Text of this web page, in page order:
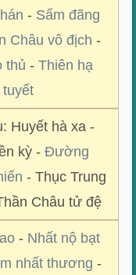
- Sấm đãng
Châu vô địch -
thủ - Thiên hạ
tuyết
Huyết hà xa -
kỳ - Đường
- Thục Trung
Châu tử đệ
- Nhất nộ bạt
nhất thương -